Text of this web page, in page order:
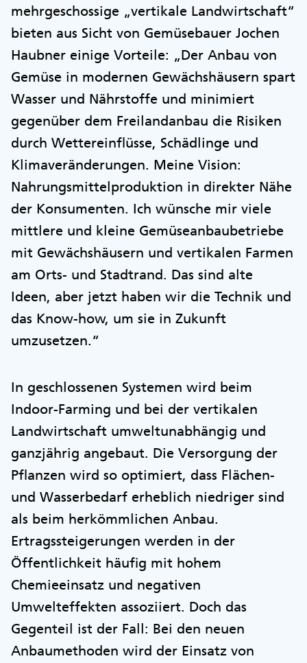
mehrgeschossige „vertikale Landwirtschaft“
bieten aus Sicht von Gemüsebauer Jochen
Haubner einige Vorteile: „Der Anbau von
Gemüse in modernen Gewächshäusern spart
Wasser und Nährstoffe und minimiert
gegenüber dem Freilandanbau die Risiken
durch Wettereinflüsse, Schädlinge und
Klimaveränderungen. Meine Vision:
Nahrungsmittelproduktion in direkter Nähe
der Konsumenten. Ich wünsche mir viele
mittlere und kleine Gemüseanbaubetriebe
mit Gewächshäusern und vertikalen Farmen
am Orts- und Stadtrand. Das sind alte
Ideen, aber jetzt haben wir die Technik und
das Know-how, um sie in Zukunft
umzusetzen.“
In geschlossenen Systemen wird beim
Indoor-Farming und bei der vertikalen
Landwirtschaft umweltunabhängig und
ganzjährig angebaut. Die Versorgung der
Pflanzen wird so optimiert, dass Flächen-
und Wasserbedarf erheblich niedriger sind
als beim herkömmlichen Anbau.
Ertragssteigerungen werden in der
Öffentlichkeit häufig mit hohem
Chemieeinsatz und negativen
Umwelteffekten assoziiert. Doch das
Gegenteil ist der Fall: Bei den neuen
Anbaumethoden wird der Einsatz von